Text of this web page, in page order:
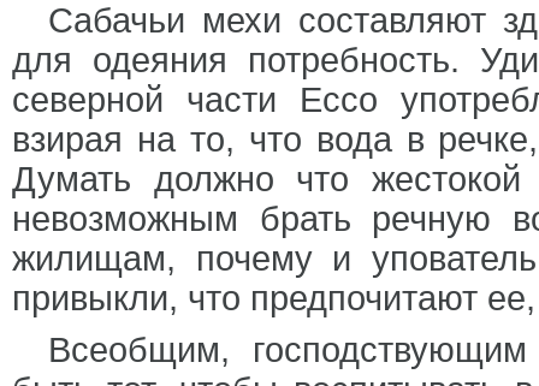
Сабачьи мехи составляют
для одеяния потребность.
северной части Ессо
взирая на то, что вода в
Думать должно что
невозможным брать речную
жилищам, почему и
привыкли, что предпочитают
Всеобщим,